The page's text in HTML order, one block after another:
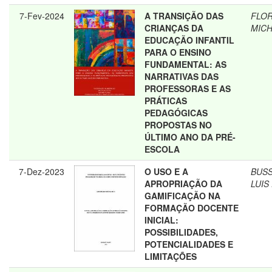
7-Fev-2024
A TRANSIÇÃO DAS
CRIANÇAS DA
EDUCAÇÃO INFANTIL
PARA O ENSINO
FUNDAMENTAL: AS
NARRATIVAS DAS
PROFESSORAS E AS
PRÁTICAS
PEDAGÓGICAS
PROPOSTAS NO
ÚLTIMO ANO DA PRÉ-
ESCOLA
7-Dez-2023
O USO E A
APROPRIAÇÃO DA
GAMIFICAÇÃO NA
FORMAÇÃO DOCENTE
INICIAL:
POSSIBILIDADES,
POTENCIALIDADES E
LIMITAÇÕES
LUIS